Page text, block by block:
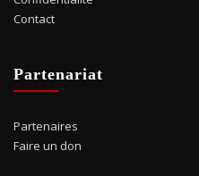
Contact
Partenariat
Partenaires
Faire un don